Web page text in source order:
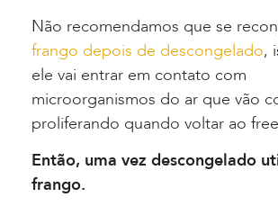
Não recomendamos que se
frango depois de descongelado,
ele vai entrar em contato com
microorganismos do ar que vão
proliferando quando voltar ao
Então, uma vez descongelado
frango.